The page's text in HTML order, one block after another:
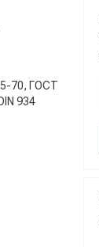
70, ГОСТ
934